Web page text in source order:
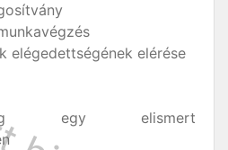
elégedettségének elérése
egy elismert